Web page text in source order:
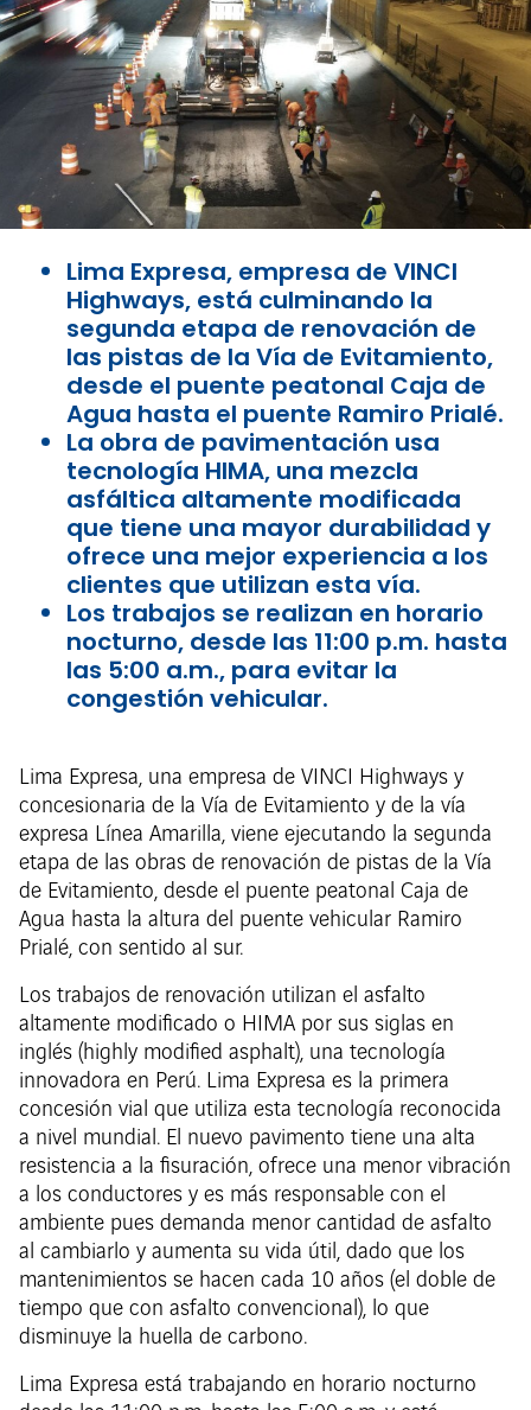
Lima Expresa, empresa de VINCI
Highways, está culminando la
segunda etapa de renovación de
las pistas de la Vía de Evitamiento,
desde el puente peatonal Caja de
Agua hasta el puente Ramiro Prialé.
La obra de pavimentación usa
tecnología HIMA, una mezcla
asfáltica altamente modificada
que tiene una mayor durabilidad y
ofrece una mejor experiencia a los
clientes que utilizan esta vía.
Los trabajos se realizan en horario
nocturno, desde las 11:00 p.m. hasta
las 5:00 a.m., para evitar la
congestión vehicular.
Lima Expresa, una empresa de VINCI Highways y
concesionaria de la Vía de Evitamiento y de la vía
expresa Línea Amarilla, viene ejecutando la segunda
etapa de las obras de renovación de pistas de la Vía
de Evitamiento, desde el puente peatonal Caja de
Agua hasta la altura del puente vehicular Ramiro
Prialé, con sentido al sur.
Los trabajos de renovación utilizan el asfalto
altamente modificado o HIMA por sus siglas en
inglés (highly modified asphalt), una tecnología
innovadora en Perú. Lima Expresa es la primera
concesión vial que utiliza esta tecnología reconocida
a nivel mundial. El nuevo pavimento tiene una alta
resistencia a la fisuración, ofrece una menor vibración
a los conductores y es más responsable con el
ambiente pues demanda menor cantidad de asfalto
al cambiarlo y aumenta su vida útil, dado que los
mantenimientos se hacen cada 10 años (el doble de
tiempo que con asfalto convencional), lo que
disminuye la huella de carbono.
Lima Expresa está trabajando en horario nocturno